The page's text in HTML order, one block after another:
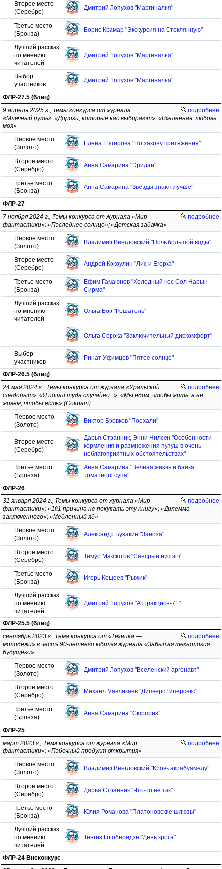
Второе место
(Серебро)
Дмитрий Лопухов "Маргиналия"
Третье место
(Бронза)
Борис Крамар "Экскурсия на Стеклянную"
Лучший рассказ
по мнению
читателей
Дмитрий Лопухов "Маргиналия"
Выбор
участников
Дмитрий Лопухов "Маргиналия"
ФЛР-27.5 (блиц)
подробнее
9 апреля 2025 г., Темы конкурса от журнала
«Млечный путь»: «Дороги, которые нас выбирают», «Вселенная, любовь
моя»
Первое место
(Золото)
Елена Шагирова "По закону притяжения"
Второе место
(Серебро)
Анна Самарина "Эридан"
Третье место
(Бронза)
Анна Самарина "Звёзды знают лучше"
ФЛР-27
подробнее
7 ноября 2024 г., Темы конкурса от журнала «Мир
фантастики»: «Последнее солнце»; «Детская задачка»
Первое место
(Золото)
Владимир Венгловский "Ночь большой воды"
Второе место
(Серебро)
Андрей Кокоулин "Лис и Егорка"
Третье место
(Бронза)
Ефим Гамаюнов "Холодный нос Сол Нарын
Сирма"
Лучший рассказ
по мнению
читателей
Ольга Бор "Решатель"
Ольга Сорока "Заключительный дискомфорт"
Выбор
участников
Ринат Уфимцев "Пятое солнце"
ФЛР-26.5 (блиц)
подробнее
24 мая 2024 г., Темы конкурса от журнала «Уральский
следопыт»: «Я попал туда случайно...»; «Мы едим, чтобы жить, а не
живём, чтобы есть» (Сократ)
Первое место
(Золото)
Виктор Бровков "Поехали"
Второе место
(Серебро)
Дарья Странник, Энни Нилсен "Особенности
кормления и размножения пупуш в очень-
неблагоприятных-обстоятельствах"
Третье место
(Бронза)
Анна Самарина "Вечная жизнь и банка
томатного супа"
ФЛР-26
подробнее
31 января 2024 г., Темы конкурса от журнала «Мир
фантастики»: «101 причина не покупать эту книгу»; «Дилемма
заключенного»; «Медленный яд»
Первое место
(Золото)
Александр Бузакин "Заноза"
Второе место
(Серебро)
Тимур Максютов "Сансрын нисгэгч"
Третье место
(Бронза)
Игорь Кощеев "Рыжик"
Лучший рассказ
по мнению
читателей
Дмитрий Лопухов "Аттракцион-71"
ФЛР-25.5 (блиц)
подробнее
сентябрь 2023 г., Тема конкурса от «Техника —
молодёжи» в честь 90-летнего юбилея журнала «Забытая технология
будущего».
Первое место
(Золото)
Дмитрий Лопухов "Вселенский аргонавт"
Второе место
(Серебро)
Михаил Мавликаев "Дипверс Гиперсекс"
Третье место
(Бронза)
Анна Самарина "Сюрприз"
ФЛР-25
подробнее
март 2023 г., Тема конкурса от журнала «Мир
фантастики»: «Побочный продукт открытия»
Первое место
(Золото)
Владимир Венгловский "Кровь акрабуамелу"
Второе место
(Серебро)
Дарья Странник "Что-то не так"
Третье место
(Бронза)
Юлия Романова "Платоновские шлюзы"
Лучший рассказ
по мнению
читателей
Тенгиз Гогоберидзе "День крота"
ФЛР-24 Внеконкурс